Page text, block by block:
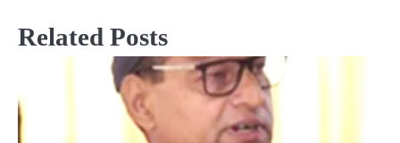
Related Posts